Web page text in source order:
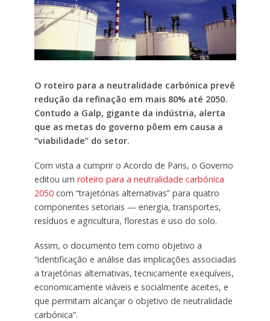
O roteiro para a neutralidade carbónica prevê
redução da refinação em mais 80% até 2050.
Contudo a Galp, gigante da indústria, alerta
que as metas do governo põem em causa a
“viabilidade” do setor.
Com vista a cumprir o Acordo de Paris, o Governo
editou um roteiro para a neutralidade carbónica
2050com “trajetórias alternativas” para quatro
componentes setoriais — energia, transportes,
resíduos e agricultura, florestas e uso do solo.
Assim, o documento tem como objetivo a
“identificação e análise das implicações associadas
a trajetórias alternativas, tecnicamente exequíveis,
economicamente viáveis e socialmente aceites, e
que permitam alcançar o objetivo de neutralidade
carbónica”.